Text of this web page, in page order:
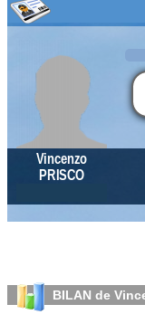
Vincenzo
PRISCO
BILAN de